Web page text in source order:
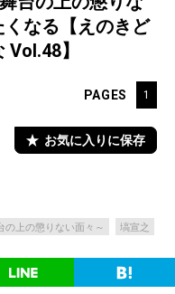
なる【えのきど
】
PAGES 1
お気に入りに保存
の上の懲りない面々～ 塙宣之